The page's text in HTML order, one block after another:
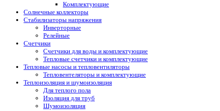
Комплектующие
Солнечные коллекторы
Стабилизаторы напряжения
Инверторные
Релейные
Счетчики
Счетчики для воды и комплектующие
Тепловые счетчики и комплектующие
Тепловые насосы и тепловентиляторы
Тепловентеляторы и комплектующие
Теплоизоляция и шумоизоляция
Для теплого пола
Изоляция для труб
Шумоизоляция